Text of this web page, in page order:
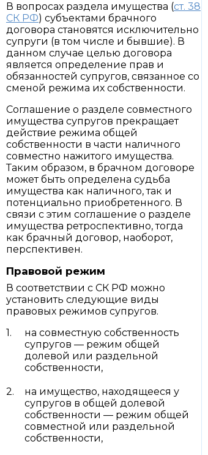
В вопросах раздела имущества (ст. 38
СК РФ) субъектами брачного
договора становятся исключительно
супруги (в том числе и бывшие). В
данном случае целью договора
является определение прав и
обязанностей супругов, связанное со
сменой режима их собственности.
Соглашение о разделе совместного
имущества супругов прекращает
действие режима общей
собственности в части наличного
совместно нажитого имущества.
Таким образом, в брачном договоре
может быть определена судьба
имущества как наличного, так и
потенциально приобретенного. В
связи с этим соглашение о разделе
имущества ретроспективно, тогда
как брачный договор, наоборот,
перспективен.
Правовой режим
В соответствии с СК РФ можно
установить следующие виды
правовых режимов супругов.
на совместную собственность
супругов — режим общей
долевой или раздельной
собственности,
на имущество, находящееся у
супругов в общей долевой
собственности — режим общей
совместной или раздельной
собственности,